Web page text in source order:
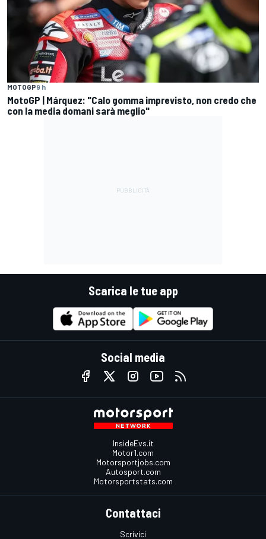
MOTOGP9 h
MotoGP | Márquez: "Calo gomma imprevisto, non credo che
con la media domani sarà meglio"
Scarica le tue app
Social media
InsideEvs.it
Motor1.com
Motorsportjobs.com
Autosport.com
Motorsportstats.com
Contattaci
Scrivici